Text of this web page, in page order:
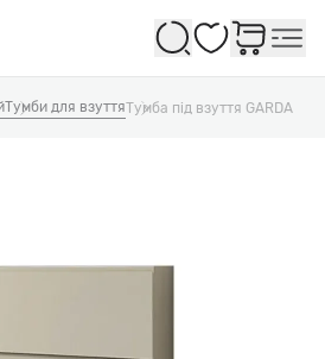
Обране
Тумби для взуттяТумба під взуття GARDA